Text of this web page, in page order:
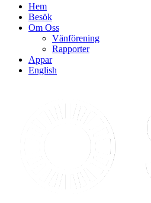
Hem
Besök
Om Oss
Vänförening
Rapporter
Appar
English